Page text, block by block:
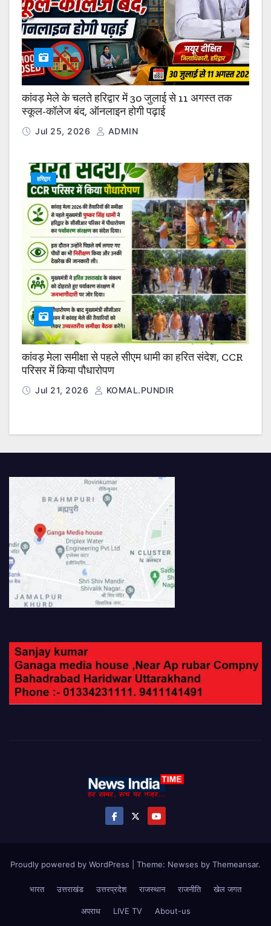
कांवड़ मेले के चलते हरिद्वार में 30 जुलाई से 11 अगस्त तक
स्कूल-कॉलेज बंद, ऑनलाइन होगी पढ़ाई
Jul 25, 2026 ADMIN
हरिद्वार
कांवड़ मेला समीक्षा से पहले सीएम धामी का हरित संदेश, CCR
परिसर में किया पौधारोपण
Jul 21, 2026 KOMAL.PUNDIR
Proudly powered by WordPress Theme: Newses by Themeansar.
भारत उत्तराखंड उत्तरप्रदेश राजस्थान राजनीति खेल जगत
अपराध LIVE TV About-us